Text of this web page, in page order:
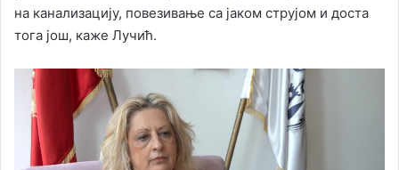
на канализацију, повезивање са јаком струјом и доста
тога још, каже Лучић.